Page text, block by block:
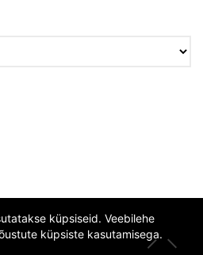
küpsiseid. Veebilehe
küpsiste kasutamisega.